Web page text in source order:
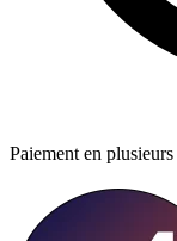
Paiement en